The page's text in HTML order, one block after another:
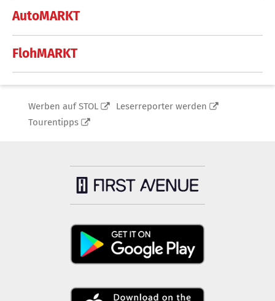
AutoMARKT
FlohMARKT
Werben auf STOL
Leserreporter werden
Tourentipps